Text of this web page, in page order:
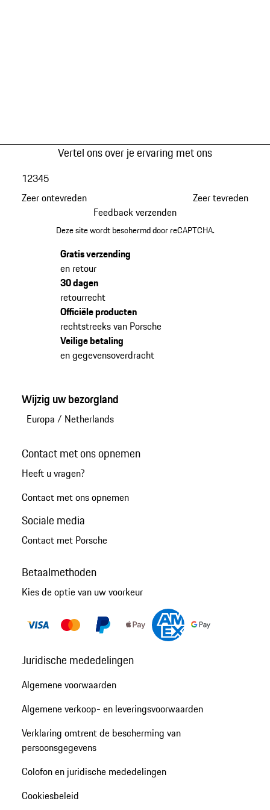
Vertel ons over je ervaring met ons
Zeer ontevreden
12345
Zeer tevreden
Feedback verzenden
Deze site wordt beschermd door reCAPTCHA.
Gratis verzending
en retour
30 dagen
retourrecht
Officiële producten
rechtstreeks van Porsche
Veilige betaling
en gegevensoverdracht
Wijzig uw bezorgland
Europa / Netherlands
Contact met ons opnemen
Heeft u vragen?
Contact met ons opnemen
Sociale media
Contact met Porsche
Betaalmethoden
Kies de optie van uw voorkeur
Juridische mededelingen
Algemene voorwaarden
Algemene verkoop- en leveringsvoorwaarden
Verklaring omtrent de bescherming van
persoonsgegevens
Colofon en juridische mededelingen
Cookiesbeleid